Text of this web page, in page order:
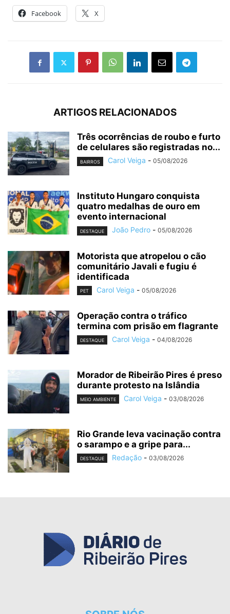
Facebook X
ARTIGOS RELACIONADOS
Três ocorrências de roubo e furto
de celulares são registradas no...
BAIRROS Carol Veiga - 05/08/2026
Instituto Hungaro conquista
quatro medalhas de ouro em
evento internacional
DESTAQUE João Pedro - 05/08/2026
Motorista que atropelou o cão
comunitário Javali e fugiu é
identificada
PET Carol Veiga - 05/08/2026
Operação contra o tráfico
termina com prisão em flagrante
DESTAQUE Carol Veiga - 04/08/2026
Morador de Ribeirão Pires é preso
durante protesto na Islândia
MEIO AMBIENTE Carol Veiga - 03/08/2026
Rio Grande leva vacinação contra
o sarampo e a gripe para...
DESTAQUE Redação - 03/08/2026